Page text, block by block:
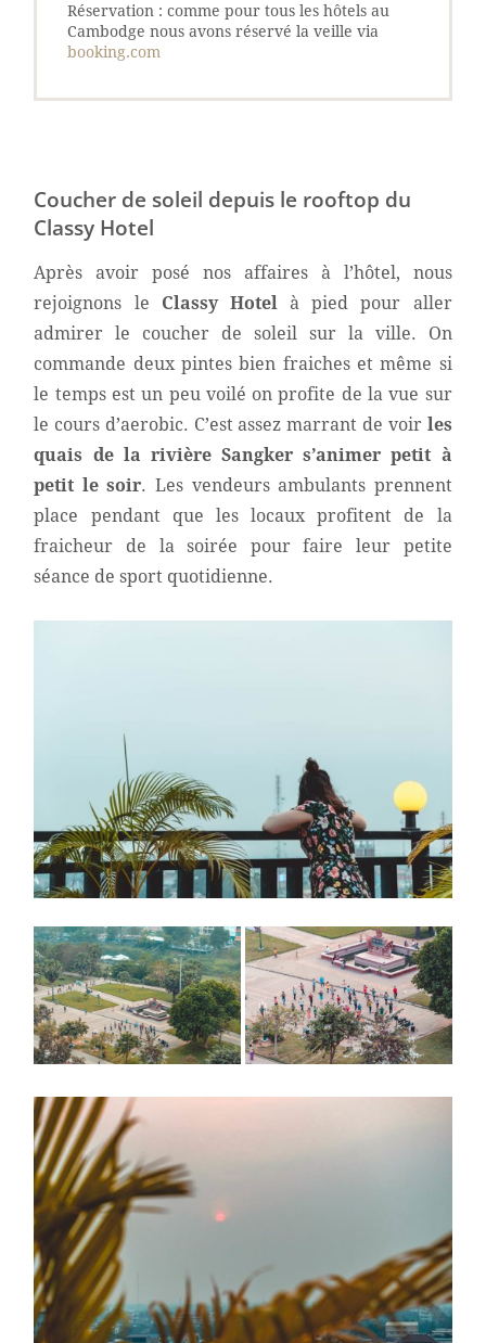
Réservation : comme pour tous les hôtels au
Cambodge nous avons réservé la veille via
booking.com
Coucher de soleil depuis le rooftop du
Classy Hotel
Après avoir posé nos affaires à l’hôtel, nous
rejoignons le Classy Hotelà pied pour aller
admirer le coucher de soleil sur la ville. On
commande deux pintes bien fraicheset même si
le temps est un peu voilé on profite de la vue sur
le cours d’aerobic. C’est assez marrant de voir les
quais de la rivière Sangker s’animer petit à
petit le soir. Les vendeurs ambulants prennent
place pendant que les locaux profitent de la
fraicheur de la soirée pour faire leur petite
séance de sport quotidienne.